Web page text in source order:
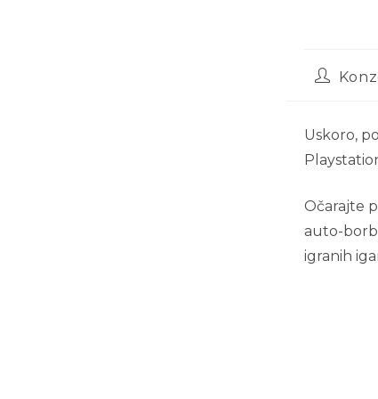
Uskoro,
Očarajte
auto-
igranih